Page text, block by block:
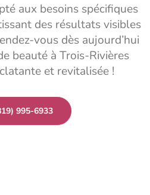
aux besoins spécifiques
des résultats visibles
vous dès aujourd’hui
beauté à Trois-Rivières
et revitalisée !
995-6933